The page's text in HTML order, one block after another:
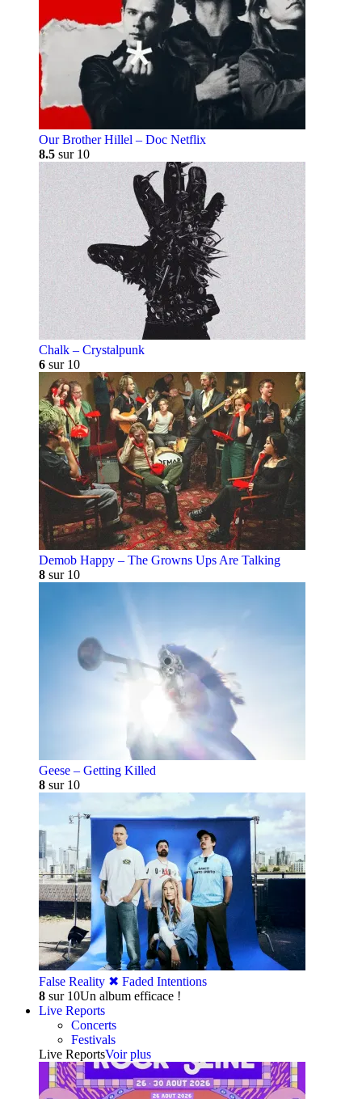
Our Brother Hillel – Doc Netflix
8.5 sur 10
Chalk – Crystalpunk
6 sur 10
Demob Happy – The Growns Ups Are Talking
8 sur 10
Geese – Getting Killed
8 sur 10
False Reality ✖︎ Faded Intentions
8 sur 10Un album efficace !
Live Reports
Concerts
Festivals
Live ReportsVoir plus